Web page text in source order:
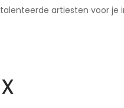
artiesten voor je